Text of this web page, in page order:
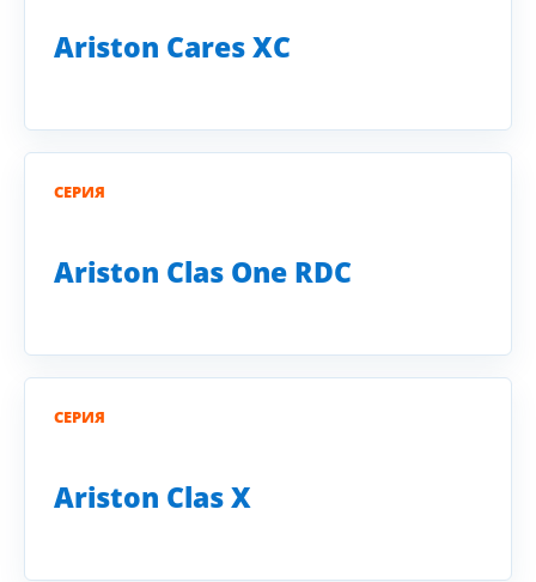
Ariston Cares XC
СЕРИЯ
Ariston Clas One RDC
СЕРИЯ
Ariston Clas X